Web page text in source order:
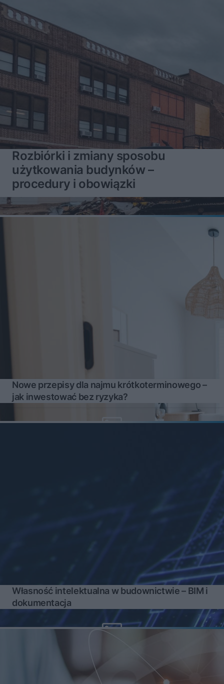
Rozbiórki i zmiany sposobu
użytkowania budynków –
procedury i obowiązki
Nowe przepisy dla najmu krótkoterminowego –
jak inwestować bez ryzyka?
Własność intelektualna w budownictwie – BIM i
dokumentacja